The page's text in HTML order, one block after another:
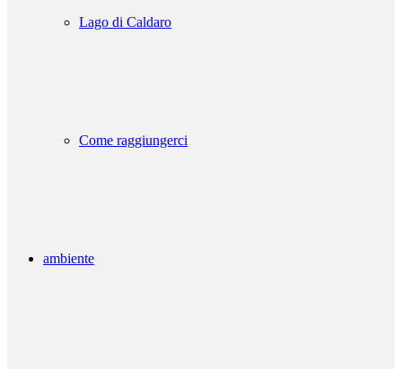
Lago di Caldaro
Come raggiungerci
ambiente